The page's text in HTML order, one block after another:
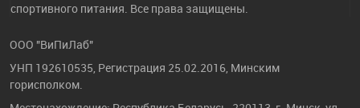
спортивного питания. Все права защищены.
ООО "ВиПиЛаб"
УНП 192610535, Регистрация 25.02.2016, Минским
горисполком.